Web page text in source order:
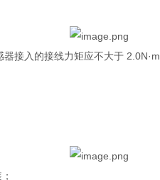
接入的接线力矩应不大于 2.0N·m